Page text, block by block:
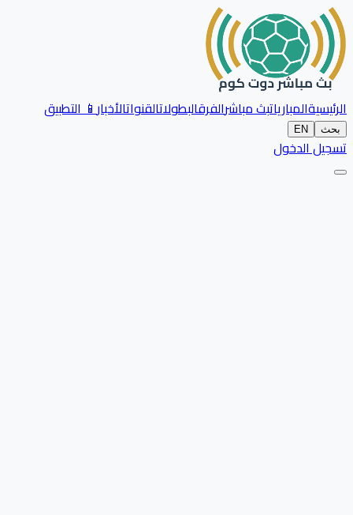
الرئيسيةالمبارياتبث مباشرالفرقالبطولاتالقنواتالأخبار📱 التطبيق
بحث EN
تسجيل الدخول